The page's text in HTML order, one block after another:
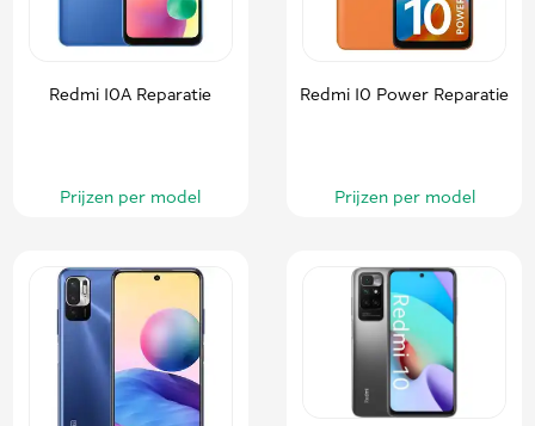
Redmi 10A Reparatie
Prijzen per model
Redmi 10 Power Reparatie
Prijzen per model